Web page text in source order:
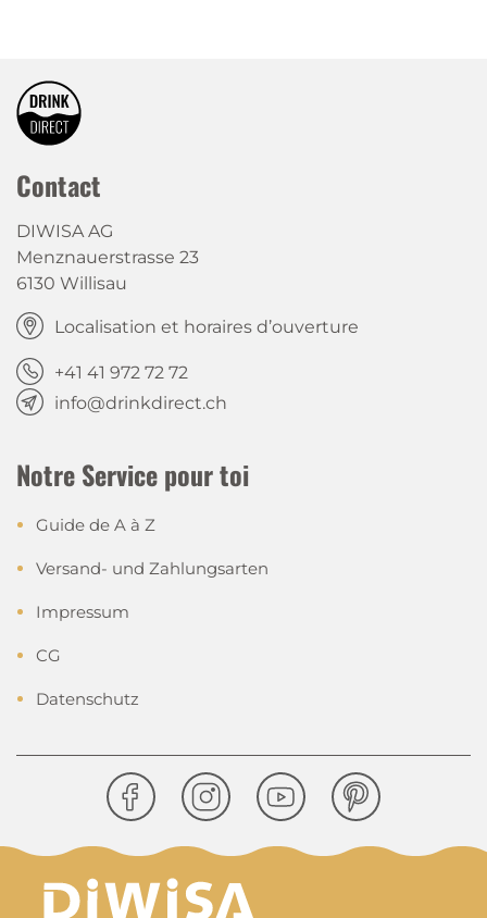
Contact
DIWISA AG
Menznauerstrasse 23
6130 Willisau
Localisation et horaires d’ouverture
+41 41 972 72 72
info@drinkdirect.ch
Notre Service pour toi
Guide de A à Z
Versand- und Zahlungsarten
Impressum
CG
Datenschutz